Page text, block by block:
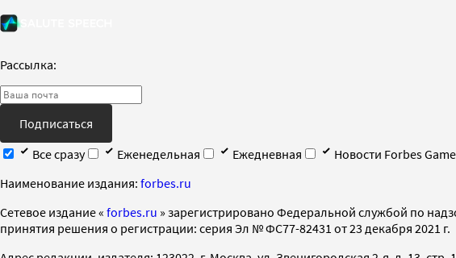
Рассылка:
Подписаться
Все сразу
Еженедельная Ежедневная
Новости Forbes
Наименование издания: forbes.ru
Cетевое издание « forbes.ru » зарегистрировано Федеральной службой по
принятия решения о регистрации: серия Эл № ФС77-82431 от 23 декабря 2021 г.